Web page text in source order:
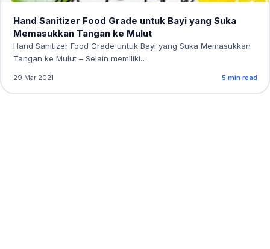
Hand Sanitizer Food Grade untuk Bayi yang Suka
Memasukkan Tangan ke Mulut
Hand Sanitizer Food Grade untuk Bayi yang Suka Memasukkan
Tangan ke Mulut – Selain memiliki…
29 Mar 2021 5 min read